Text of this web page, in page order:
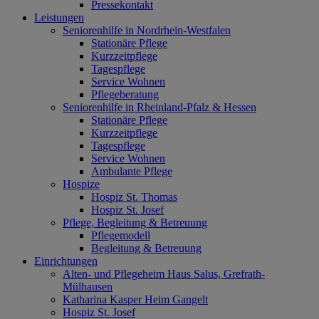
Pressekontakt
Leistungen
Seniorenhilfe in Nordrhein-Westfalen
Stationäre Pflege
Kurzzeitpflege
Tagespflege
Service Wohnen
Pflegeberatung
Seniorenhilfe in Rheinland-Pfalz & Hessen
Stationäre Pflege
Kurzzeitpflege
Tagespflege
Service Wohnen
Ambulante Pflege
Hospize
Hospiz St. Thomas
Hospiz St. Josef
Pflege, Begleitung & Betreuung
Pflegemodell
Begleitung & Betreuung
Einrichtungen
Alten- und Pflegeheim Haus Salus, Grefrath-
Mülhausen
Katharina Kasper Heim Gangelt
Hospiz St. Josef